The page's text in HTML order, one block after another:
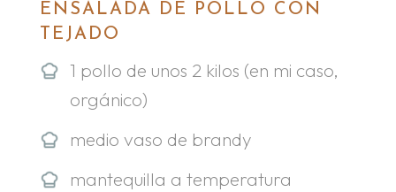
ENSALADA DE POLLO CON
TEJADO
1 pollo de unos 2 kilos (en mi caso,
orgánico)
medio vaso de brandy
mantequilla a temperatura